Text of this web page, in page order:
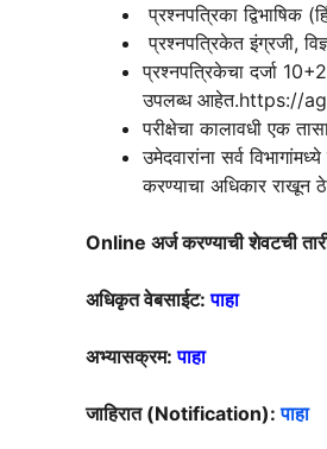
प्रश्नपत्रिका
प्रश्नपत्रिकेत इंग्रजी,
प्रश्नपत्रिकेचा दर्जा
उपलब्ध आहेत.https://
परीक्षेचा कालावधी एक
उमेदवारांना सर्व
करण्याचा अधिकार राखून
Online अर्ज करण्याची शेवटची
अधिकृत वेबसाईट:पाहा
अभ्यासक्रम:पाहा
जाहिरात (Notification):पाहा